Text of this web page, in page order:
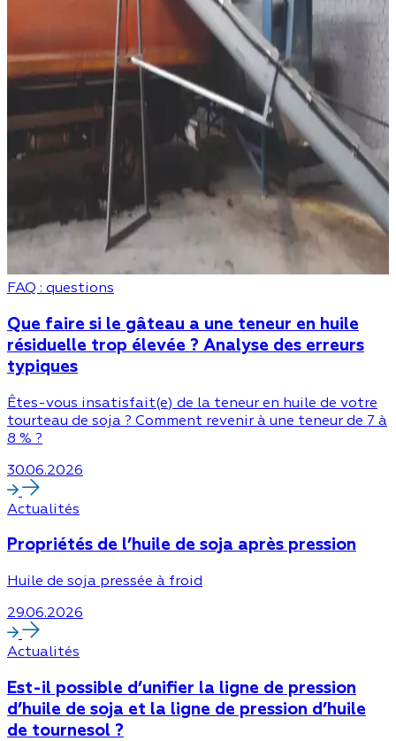
FAQ : questions
Que faire si le gâteau a une teneur en huile
résiduelle trop élevée ? Analyse des erreurs
typiques
Êtes-vous insatisfait(e) de la teneur en huile de votre
tourteau de soja ? Comment revenir à une teneur de 7 à
8 % ?
30.06.2026
Actualités
Propriétés de l’huile de soja après pression
Huile de soja pressée à froid
29.06.2026
Actualités
Est-il possible d’unifier la ligne de pression
d’huile de soja et la ligne de pression d’huile
de tournesol ?